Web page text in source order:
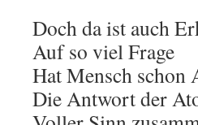
Doch da ist auch
Auf so viel Frage
Hat Mensch schon
Die Antwort der